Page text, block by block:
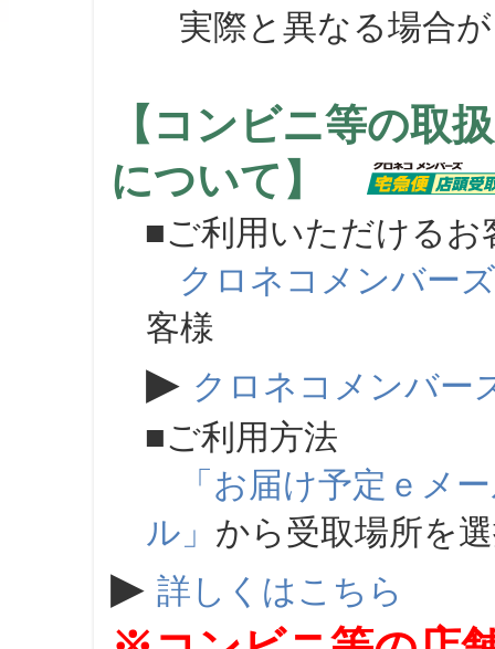
実際と異なる場合が
【コンビニ等の取
について】
■ご利用いただけるお
クロネコメンバーズ
客様
▶ クロネコメンバー
■ご利用方法
「お届け予定ｅメ
ル」 から受取場所を
▶ 詳しくはこちら